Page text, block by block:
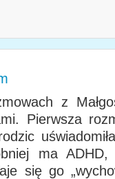
z
Pierwsza
ma
się go